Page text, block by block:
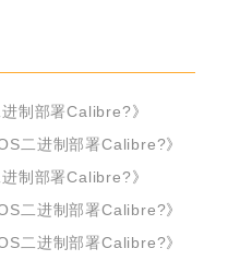
制部署Calibre?》
二进制部署Calibre?》
制部署Calibre?》
二进制部署Calibre?》
二进制部署Calibre?》